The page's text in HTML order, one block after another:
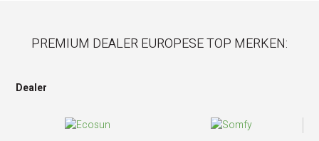
PREMIUM DEALER EUROPESE TOP MERKEN:
Dealer